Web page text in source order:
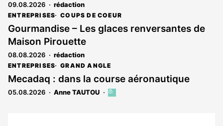
09.08.2026 rédaction
ENTREPRISES COUPS DE COEUR
Gourmandise – Les glaces renversantes de
Maison Pirouette
08.08.2026 rédaction
ENTREPRISES GRAND ANGLE
Mecadaq : dans la course aéronautique
05.08.2026 Anne TAUTOU
Cet